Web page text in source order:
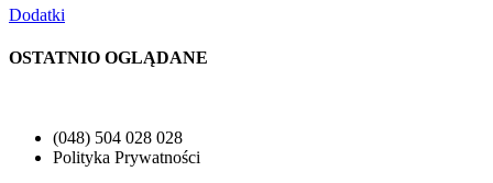
Dodatki
OSTATNIO OGLĄDANE
(048) 504 028 028
Polityka Prywatności